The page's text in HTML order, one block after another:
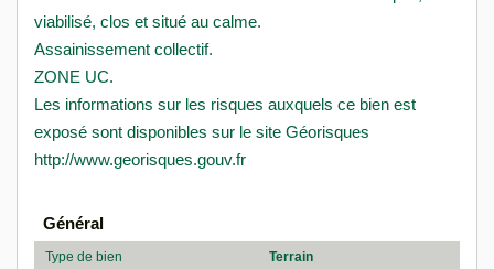
viabilisé, clos et situé au calme.
Assainissement collectif.
ZONE UC.
Les informations sur les risques auxquels ce bien est
exposé sont disponibles sur le site Géorisques
http://www.georisques.gouv.fr
Général
Type de bien
Terrain